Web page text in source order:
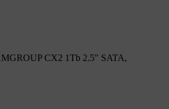
CX2 1Tb 2.5" SATA,